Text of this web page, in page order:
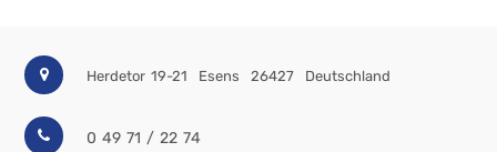
Herdetor 19-21 Esens 26427 Deutschland
0 49 71 / 22 74